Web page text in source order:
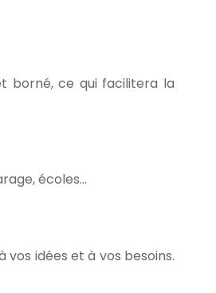
borné, ce qui facilitera la
écoles…
idées et à vos besoins.